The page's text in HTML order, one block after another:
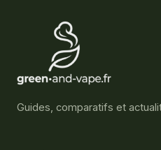
Guides, comparatifs et